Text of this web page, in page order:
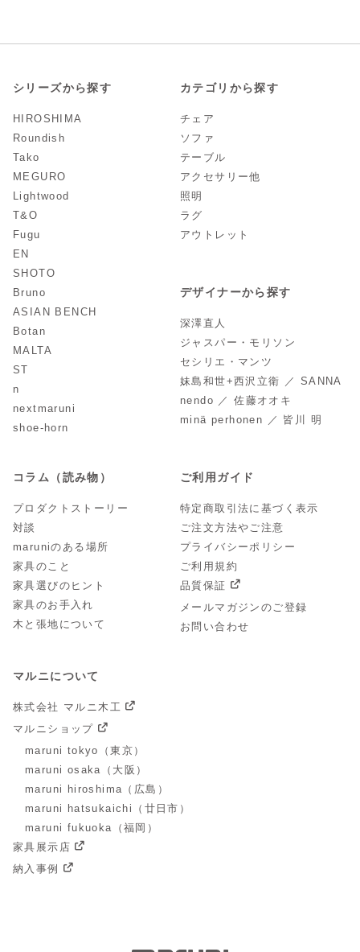
シリーズから探す
HIROSHIMA
Roundish
Tako
MEGURO
Lightwood
T&O
Fugu
EN
SHOTO
Bruno
ASIAN BENCH
Botan
MALTA
ST
n
nextmaruni
shoe-horn
カテゴリから探す
チェア
ソファ
テーブル
アクセサリー他
照明
ラグ
アウトレット
デザイナーから探す
深澤直人
ジャスパー・モリソン
セシリエ・マンツ
妹島和世+西沢立衛 ／ SANNA
nendo ／ 佐藤オオキ
minä perhonen ／ 皆川 明
コラム（読み物）
プロダクトストーリー
対談
maruniのある場所
家具のこと
家具選びのヒント
家具のお手入れ
木と張地について
ご利用ガイド
特定商取引法に基づく表示
ご注文方法やご注意
プライバシーポリシー
ご利用規約
品質保証
メールマガジンのご登録
お問い合わせ
マルニについて
株式会社 マルニ木工
マルニショップ
maruni tokyo（東京）
maruni osaka（大阪）
maruni hiroshima（広島）
maruni hatsukaichi（廿日市）
maruni fukuoka（福岡）
家具展示店
納入事例